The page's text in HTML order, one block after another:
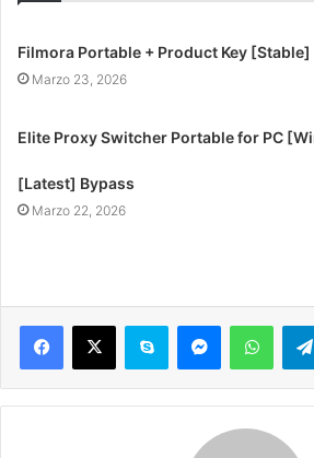
Filmora Portable + Product Key
Marzo 23, 2026
Elite Proxy Switcher Portable for PC
[Latest] Bypass
Marzo 22, 2026